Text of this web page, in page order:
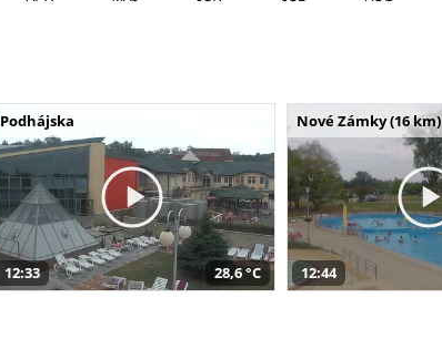
Podhájska
12:33 28,6 °C
Nové Zámky (16 km)
12:44